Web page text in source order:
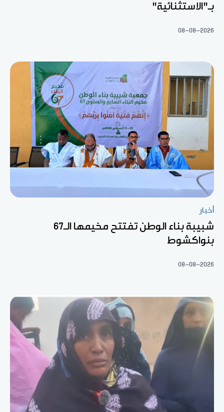
بـ"الاستثنائية"
08-08-2026
أخبار
شبيبة بناء الوطن تفتتح مخيمها الـ67
بنواكشوط
08-08-2026